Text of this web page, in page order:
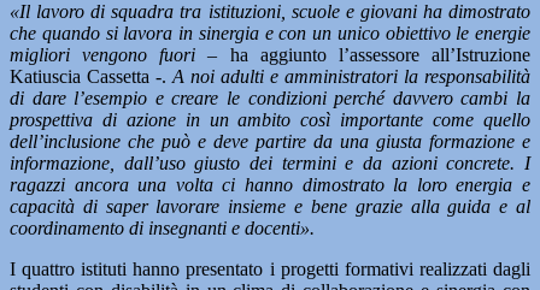
«Il lavoro di squadra tra istituzioni, scuole e giovani ha dimostrato
che quando si lavora in sinergia e con un unico obiettivo le energie
migliori vengono fuori – ha aggiunto l’assessore all’Istruzione
Katiuscia Cassetta -. A noi adulti e amministratori la responsabilità
di dare l’esempio e creare le condizioni perché davvero cambi la
prospettiva di azione in un ambito così importante come quello
dell’inclusione che può e deve partire da una giusta formazione e
informazione, dall’uso giusto dei termini e da azioni concrete. I
ragazzi ancora una volta ci hanno dimostrato la loro energia e
capacità di saper lavorare insieme e bene grazie alla guida e al
coordinamento di insegnanti e docenti».
I quattro istituti hanno presentato i progetti formativi realizzati dagli